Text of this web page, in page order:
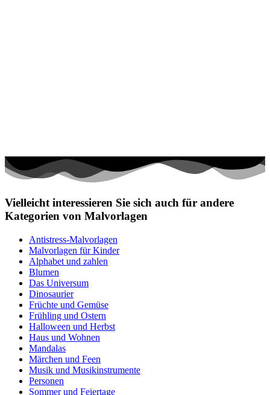
Vielleicht interessieren Sie sich auch für andere
Kategorien von Malvorlagen
Antistress-Malvorlagen
Malvorlagen für Kinder
Alphabet und zahlen
Blumen
Das Universum
Dinosaurier
Früchte und Gemüse
Frühling und Ostern
Halloween und Herbst
Haus und Wohnen
Mandalas
Märchen und Feen
Musik und Musikinstrumente
Personen
Sommer und Feiertage